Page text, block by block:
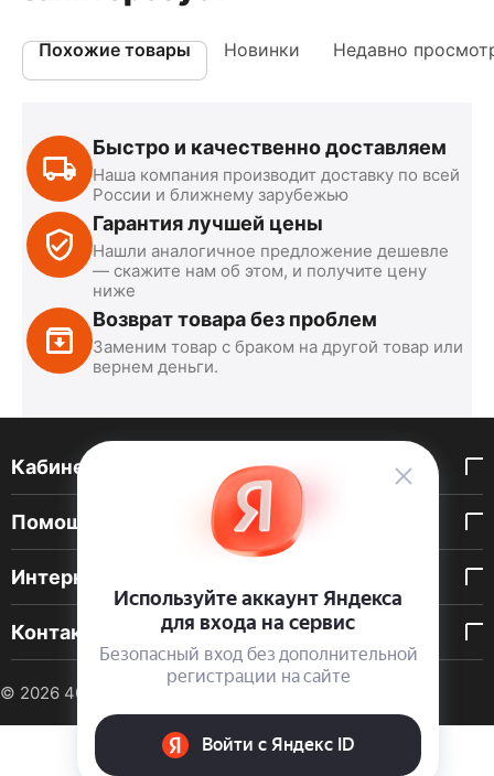
Похожие товары Новинки Недавно
Быстро и качественно доставляем
Наша компания производит доставку по всей
России и ближнему зарубежью
Гарантия лучшей цены
Нашли аналогичное предложение дешевле
— скажите нам об этом, и получите цену
ниже
Возврат товара без проблем
Заменим товар с браком на другой товар или
вернем деньги.
Кабинет покупателя
Помощь покупателю
Интернет-магазин
Контакты
© 2026 40 DEN. Интернет-магазин